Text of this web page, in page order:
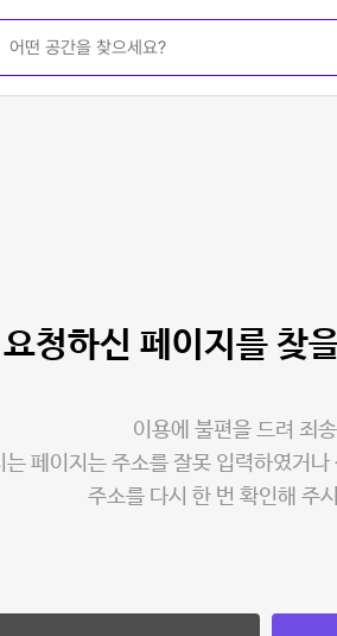
요청하신 페이지를 찾
이용에 불편을 드려 죄
는 페이지는 주소를 잘못 입력하였거나
주소를 다시 한 번 확인해 주